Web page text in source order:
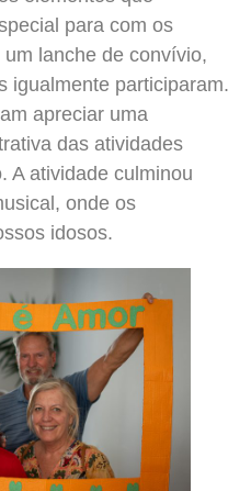
para com os
lanche de convívio,
igualmente participaram.
apreciar uma
das atividades
A atividade culminou
onde os
idosos.